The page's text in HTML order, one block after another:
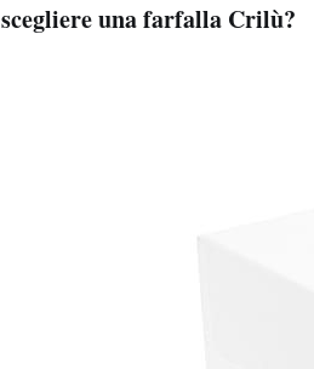
scegliere una farfalla Crilù?